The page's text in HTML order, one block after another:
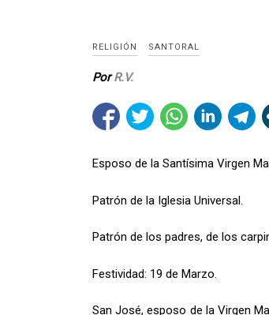
RELIGIÓN SANTORAL
PorR.V.
Esposo de la Santísima Virgen
Patrón de la Iglesia Universal.
Patrón de los padres, de los
Festividad: 19 de Marzo.
San José, esposo de la Virgen